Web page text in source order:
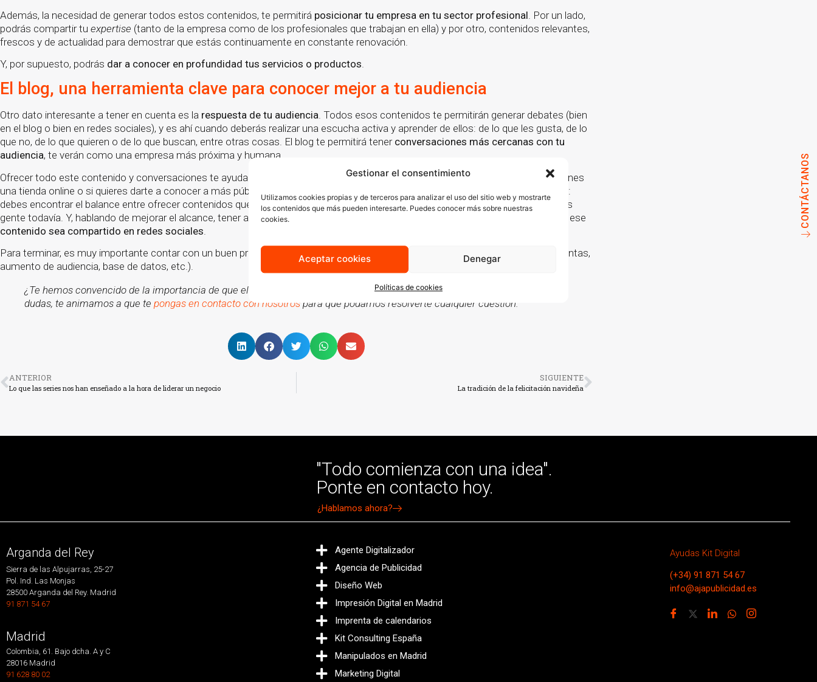
Gestionar el consentimiento
Utilizamos cookies propias y de terceros para analizar el uso del sitio web y mostrarte
los contenidos que más pueden interesarte. Puedes conocer más sobre nuestras
cookies.
Aceptar cookies Denegar
Políticas de cookies
CONTÁCTANOS
Además, la necesidad de generar todos estos contenidos, te permitirá posicionar tu empresa en tu sector profesional . Por un lado,
podrás compartir tu expertise (tanto de la empresa como de los profesionales que trabajan en ella) y por otro, contenidos relevantes,
frescos y de actualidad para demostrar que estás continuamente en constante renovación.
Y, por supuesto, podrás dar a conocer en profundidad tus servicios o productos
El blog, una herramienta clave para conocer mejor a tu audiencia
Otro dato interesante a tener en cuenta es la respuesta de tu audiencia. Todos esos contenidos te permitirán generar debates (bien
en el blog o bien en redes sociales), y es ahí cuando deberás realizar una escucha activa y aprender de ellos: de lo que les gusta, de lo
que no, de lo que quieren o de lo que buscan, entre otras cosas. El blog te permitirá tener conversaciones más cercanas con tu
audiencia, te verán como una empresa más próxima y humana.
Ofrecer todo este contenido y conversaciones te ayudará a generar
mayor tráfico hacia tu sitio web, algo muy interesante si tienes
una tienda online o si quieres darte a conocer a más público. No olvides que los contenidos se convertirán en lo más importante:
debes encontrar el balance entre ofrecer contenidos que hablen de ti y que generen valor añadido, ya que te permitirá llegar a más
gente todavía. Y, hablando de mejorar el alcance, tener artículos que sean de interés para tu público te abrirá la posibilidad de que ese
contenido sea compartido en redes sociales
Para terminar, es muy importante contar con un buen profesional que sepa canalizar todo ese tráfico en generación de
(ventas,
aumento de audiencia, base de datos, etc.).
¿Te hemos convencido de la importancia de que el blog forme parte de tu estrategia de comunicación? Si todavía tienes
dudas, te animamos a que te pongas en contacto con nosotros para que podamos resolverte cualquier cuestión.
ANTERIOR
Lo que las series nos han enseñado a la hora de liderar un negocio
SIGUIENTE
La tradición de la felicitación navideña
"Todo comienza con una idea".
Ponte en contacto hoy.
¿Hablamos ahora?
Arganda del Rey
Sierra de las Alpujarras, 25-27
Pol. Ind. Las Monjas
28500 Arganda del Rey. Madrid
91 871 54 67
Madrid
Colombia, 61. Bajo dcha. A y C
28016 Madrid
91 628 80 02
Agente Digitalizador
Agencia de Publicidad
Diseño Web
Impresión Digital en Madrid
Imprenta de calendarios
Kit Consulting España
Manipulados en Madrid
Marketing Digital
Ayudas Kit Digital
(+34) 91 871 54 67
info@ajapublicidad.es